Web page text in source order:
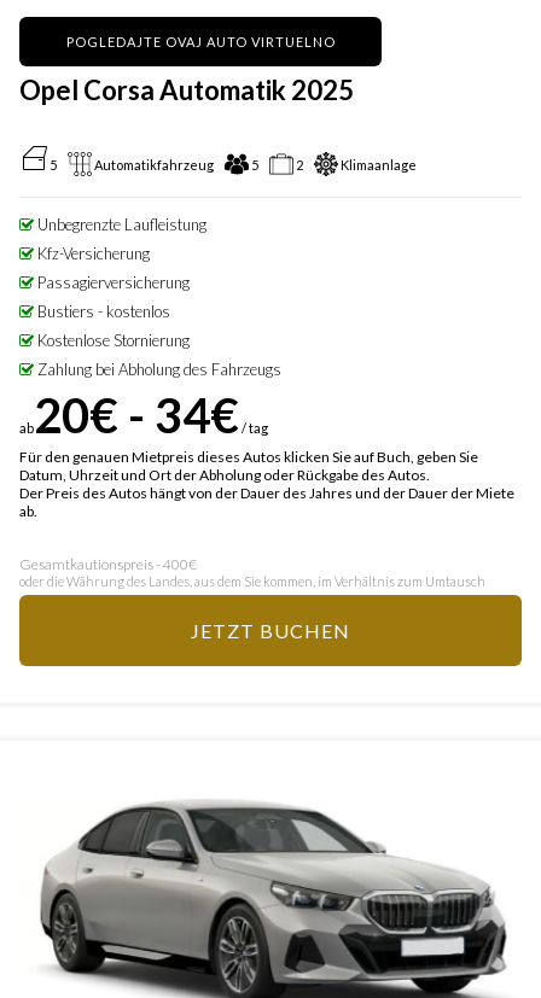
POGLEDAJTE OVAJ AUTO VIRTUELNO
Opel Corsa Automatik 2025
5 Automatikfahrzeug 5 2 Klimaanlage
Unbegrenzte Laufleistung
Kfz-Versicherung
Passagierversicherung
Bustiers - kostenlos
Kostenlose Stornierung
Zahlung bei Abholung des Fahrzeugs
ab20€ - 34€ / tag
Für den genauen Mietpreis dieses Autos klicken Sie auf Buch, geben Sie
Datum, Uhrzeit und Ort der Abholung oder Rückgabe des Autos.
Der Preis des Autos hängt von der Dauer des Jahres und der Dauer der Miete
ab.
Gesamtkautionspreis - 400€
oder die Währung des Landes, aus dem Sie kommen, im Verhältnis zum Umtausch
JETZT BUCHEN